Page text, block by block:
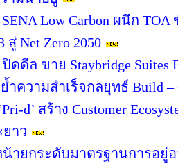
Low Carbon ผนึก TOA
สู่ Net Zero 2050
ดดีล ขาย Staybridge Suites
ความสำเร็จกลยุทธ์ Build –
d’ สร้าง Customer
าว
ายกระดับมาตรฐานการอยู่อ